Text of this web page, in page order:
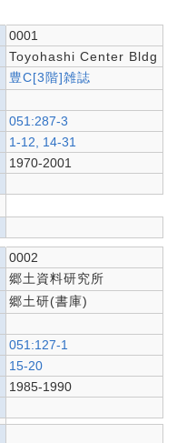
0001
Toyohashi Center Bldg
豊C[3階]雑誌
051:287-3
1-12, 14-31
1970-2001
0002
郷土資料研究所
郷土研(書庫)
051:127-1
15-20
1985-1990